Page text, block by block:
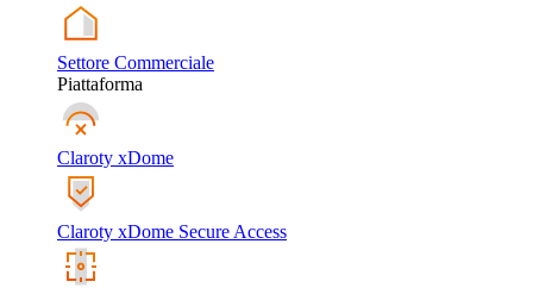
Settore Commerciale
Piattaforma
Claroty xDome
Claroty xDome Secure Access